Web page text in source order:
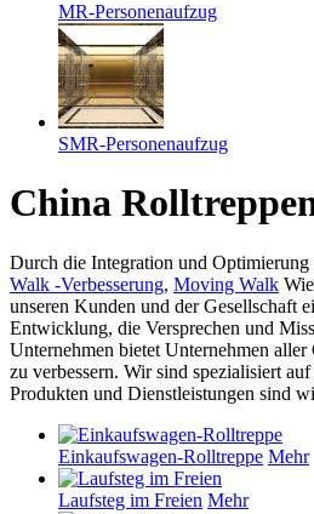
MR-Personenaufzug
SMR-Personenaufzug
China
Durch die Integration und Optimierung
Walk -Verbesserung, Moving Walk
unseren Kunden und der Gesellschaft
Entwicklung, die Versprechen und
Unternehmen bietet Unternehmen
zu verbessern. Wir sind spezialisiert
Produkten und Dienstleistungen sind
Einkaufswagen-Rolltreppe Mehr
Laufsteg im Freien Mehr